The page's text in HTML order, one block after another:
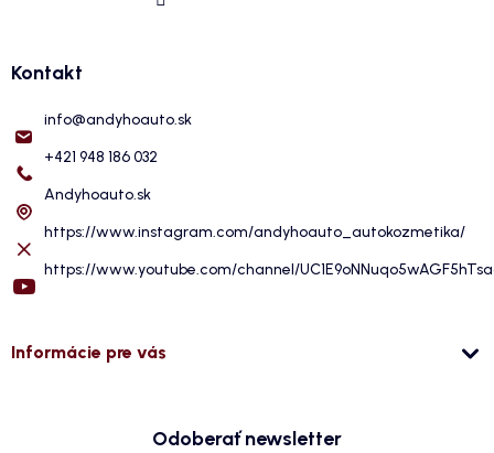
Kontakt
info@andyhoauto.sk
+421 948 186 032
Andyhoauto.sk
https://www.instagram.com/andyhoauto_autokozmetika/
https://www.youtube.com/channel/
Informácie pre vás
Odoberať newsletter